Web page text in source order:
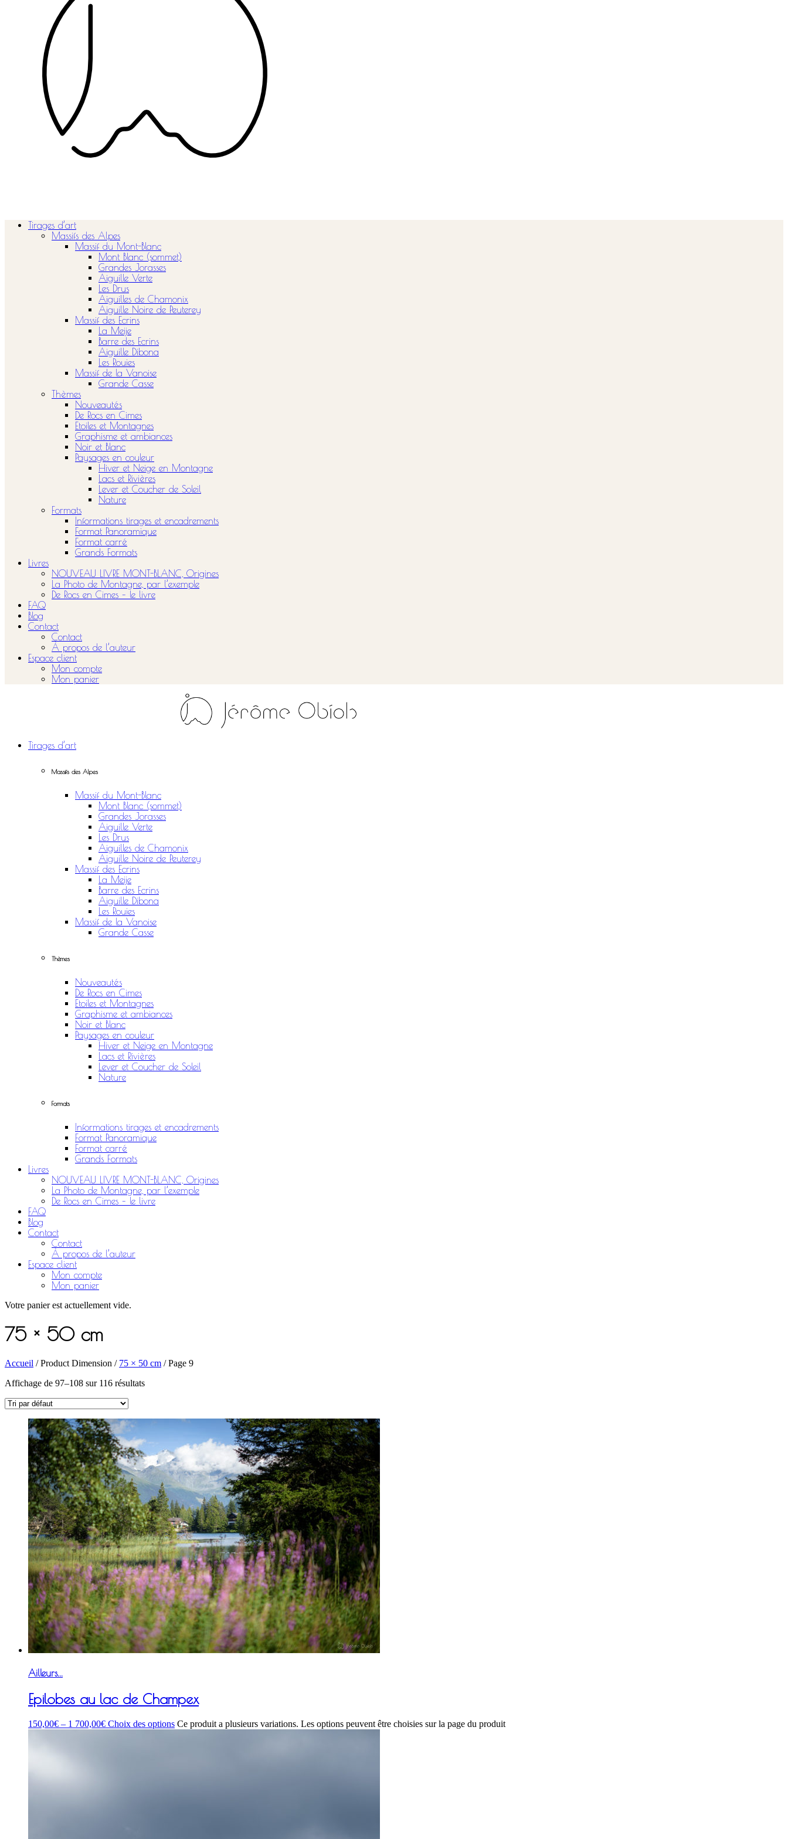
Tirages d’art
Massifs des Alpes
Massif du Mont-Blanc
Mont Blanc (sommet)
Grandes Jorasses
Aiguille Verte
Les Drus
Aiguilles de Chamonix
Aiguille Noire de Peuterey
Massif des Ecrins
La Meije
Barre des Ecrins
Aiguille Dibona
Les Rouies
Massif de la Vanoise
Grande Casse
Thèmes
Nouveautés
De Rocs en Cimes
Etoiles et Montagnes
Graphisme et ambiances
Noir et Blanc
Paysages en couleur
Hiver et Neige en Montagne
Lacs et Rivières
Lever et Coucher de Soleil
Nature
Formats
Informations tirages et encadrements
Format Panoramique
Format carré
Grands Formats
Livres
NOUVEAU LIVRE MONT-BLANC, Origines
La Photo de Montagne, par l’exemple
De Rocs en Cimes – le livre
FAQ
Blog
Contact
Contact
À propos de l’auteur
Espace client
Mon compte
Mon panier
Tirages d’art
Massifs des Alpes
Massif du Mont-Blanc
Mont Blanc (sommet)
Grandes Jorasses
Aiguille Verte
Les Drus
Aiguilles de Chamonix
Aiguille Noire de Peuterey
Massif des Ecrins
La Meije
Barre des Ecrins
Aiguille Dibona
Les Rouies
Massif de la Vanoise
Grande Casse
Thèmes
Nouveautés
De Rocs en Cimes
Etoiles et Montagnes
Graphisme et ambiances
Noir et Blanc
Paysages en couleur
Hiver et Neige en Montagne
Lacs et Rivières
Lever et Coucher de Soleil
Nature
Formats
Informations tirages et encadrements
Format Panoramique
Format carré
Grands Formats
Livres
NOUVEAU LIVRE MONT-BLANC, Origines
La Photo de Montagne, par l’exemple
De Rocs en Cimes – le livre
FAQ
Blog
Contact
Contact
À propos de l’auteur
Espace client
Mon compte
Mon panier
Votre panier est actuellement vide.
75 × 50 cm
Accueil / Product Dimension / 75 × 50 cm / Page 9
Affichage de 97–108 sur 116 résultats
Ailleurs...
Epilobes au lac de Champex
150,00€ – 1 700,00€ Choix des options Ce produit a plusieurs variations. Les options peuvent être choisies sur la page du produit